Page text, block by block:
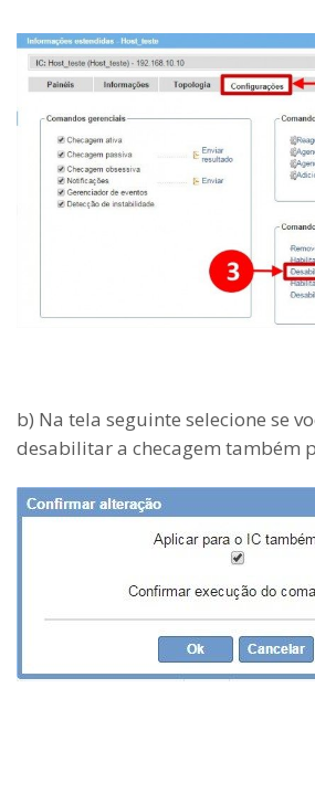
b) Na tela seguinte selecione se
desabilitar a checagem também